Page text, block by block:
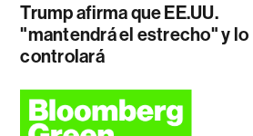
Trump afirma que EE.UU.
"mantendrá el estrecho" y lo
controlará